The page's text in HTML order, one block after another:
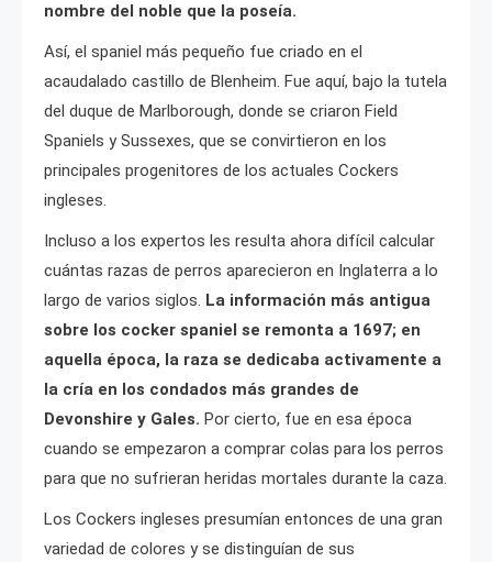
nombre del noble que la poseía.
Así, el spaniel más pequeño fue criado en el
acaudalado castillo de Blenheim. Fue aquí, bajo la tutela
del duque de Marlborough, donde se criaron Field
Spaniels y Sussexes, que se convirtieron en los
principales progenitores de los actuales Cockers
ingleses.
Incluso a los expertos les resulta ahora difícil calcular
cuántas razas de perros aparecieron en Inglaterra a lo
largo de varios siglos. La información más antigua
sobre los cocker spaniel se remonta a 1697; en
aquella época, la raza se dedicaba activamente a
la cría en los condados más grandes de
Devonshire y Gales. Por cierto, fue en esa época
cuando se empezaron a comprar colas para los perros
para que no sufrieran heridas mortales durante la caza.
Los Cockers ingleses presumían entonces de una gran
variedad de colores y se distinguían de sus